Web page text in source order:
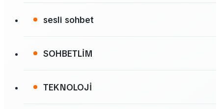
sesli sohbet
SOHBETLİM
TEKNOLOJİ